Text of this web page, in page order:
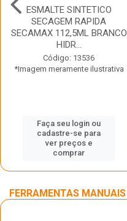
ESMALTE SINTETICO
SECAGEM RAPIDA
SECAMAX 112,5ML BRANCO
HIDR...
Código: 13536
*Imagem meramente ilustrativa
Faça seu login ou
cadastre-se para
ver preços e
comprar
FERRAMENTAS MANUAIS